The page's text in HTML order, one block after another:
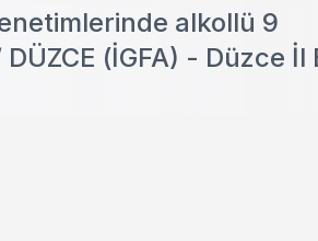
alkollü 9
(İGFA) - Düzce İl